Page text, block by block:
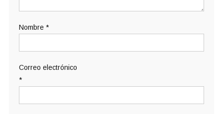
Nombre *
Correo electrónico
*